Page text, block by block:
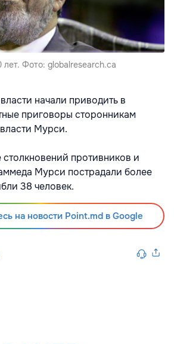
лет. Фото: globalresearch.ca
начали приводить в
приговоры сторонникам
Мурси.
столкновений противников и
Мурси пострадали более
38 человек.
на новости Point.md в Google